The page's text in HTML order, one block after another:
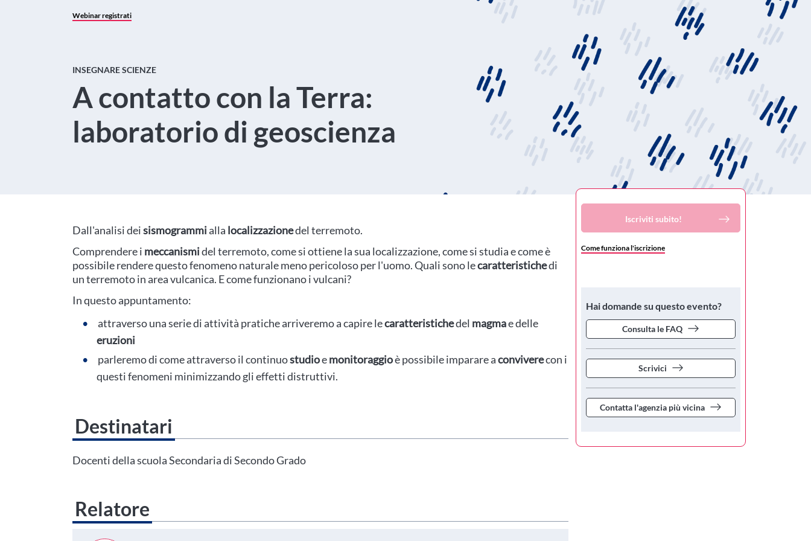
Webinar registrati
INSEGNARE SCIENZE
A contatto con la Terra:
laboratorio di geoscienza
Iscriviti subito!
Come funziona l'iscrizione
Hai domande su questo evento?
Consulta le FAQ
Scrivici
Contatta l'agenzia più vicina
Dall'analisi deisismogrammialla localizzazionedel terremoto.
Comprendere i meccanismidel terremoto, come si ottiene la sua localizzazione, come si studia e come è
possibile rendere questo fenomeno naturale meno pericoloso per l'uomo. Quali sono lecaratteristichedi
un terremoto in area vulcanica. E come funzionano i vulcani?
In questo appuntamento:
attraverso una serie di attività pratiche arriveremo a capire lecaratteristichedel magmae delle
eruzioni
parleremo di come attraverso il continuostudioemonitoraggioè possibile imparare aconviverecon i
questi fenomeni minimizzando gli effetti distruttivi.
Destinatari
Questo evento non è compatibile con il grado scolastico che hai indicato nel tuo profilo personale
Docenti della scuola Secondaria di Secondo Grado
Relatore